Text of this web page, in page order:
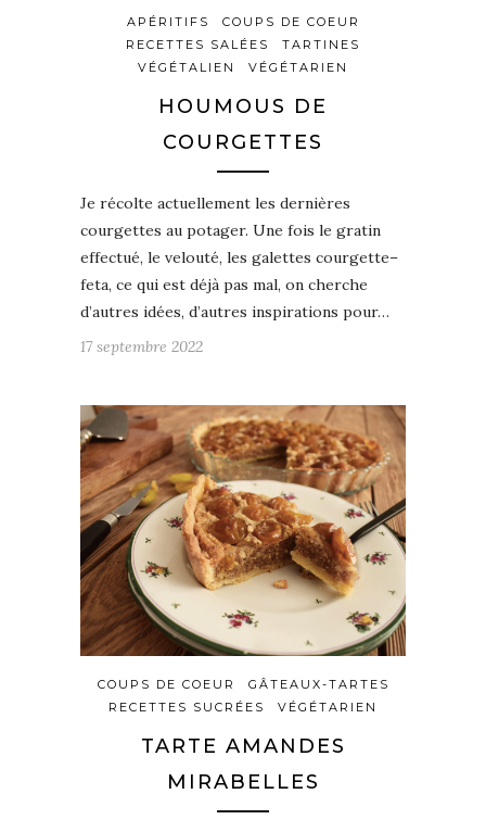
APÉRITIFS
COUPS DE COEUR
RECETTES SALÉES
TARTINES
VÉGÉTALIEN
VÉGÉTARIEN
HOUMOUS DE
COURGETTES
Je récolte actuellement les dernières
courgettes au potager. Une fois le gratin
effectué, le velouté, les galettes courgette–
feta, ce qui est déjà pas mal, on cherche
d’autres idées, d’autres inspirations pour…
17 septembre 2022
COUPS DE COEUR
GÂTEAUX-TARTES
RECETTES SUCRÉES
VÉGÉTARIEN
TARTE AMANDES
MIRABELLES